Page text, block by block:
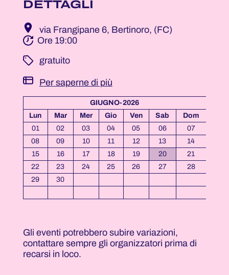
DETTAGLI
via Frangipane 6, Bertinoro, (FC)
Ore 19:00
­ gratuito
Per saperne di più
GIUGNO-2026
Lun
Mar Mer Gio Ven Sab
Dom
01
02 03 04 05 06
07
08
09 10 11 12 13
14
15
16 17 18 19 20
21
22
23 24 25 26 27
28
29
30
Gli eventi potrebbero subire variazioni,
contattare sempre gli organizzatori prima di
recarsi in loco.